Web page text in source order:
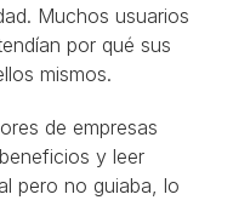
Muchos usuarios
por qué sus
mismos.
de empresas
y leer
pero no guiaba, lo